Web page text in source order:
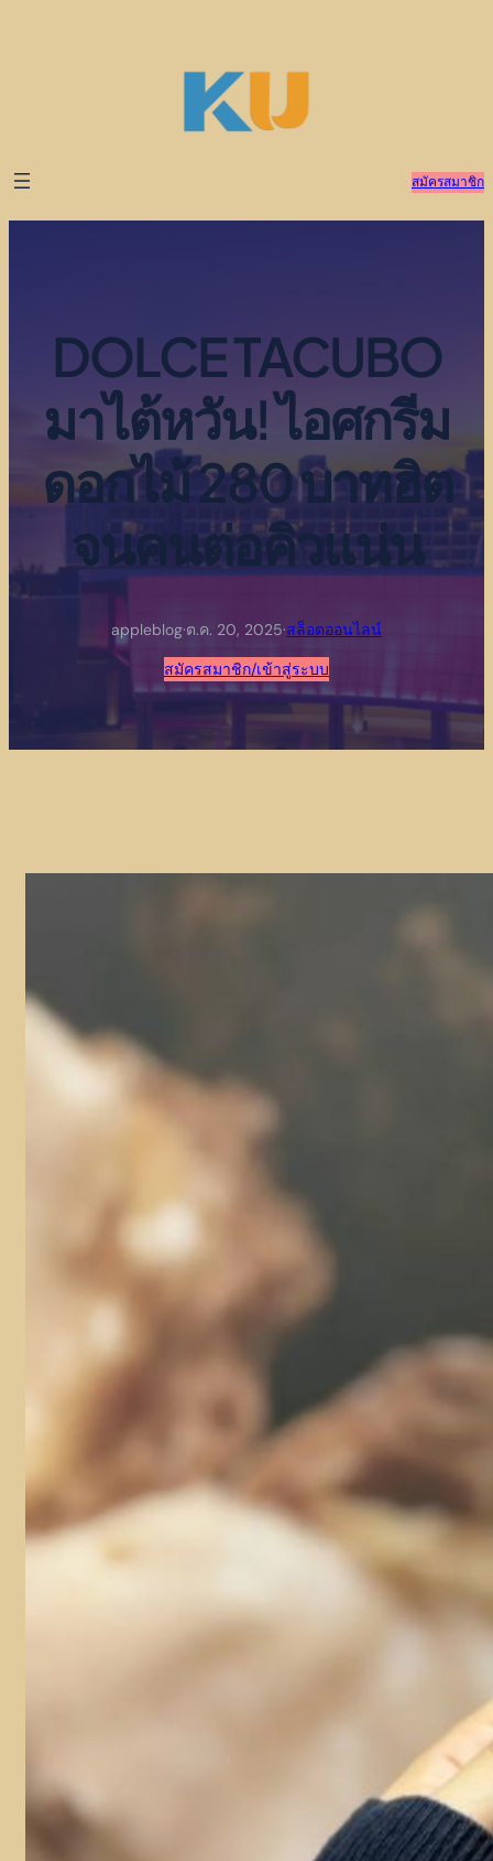
สมัครสมาชิก
DOLCE TACUBO
มาไต้หวัน! ไอศกรีม
ดอกไม้ 280 บาทฮิต
จนคนต่อคิวแน่น
appleblog·ต.ค. 20, 2025·สล็อตออนไลน์
สมัครสมาชิก/เข้าสู่ระบบ